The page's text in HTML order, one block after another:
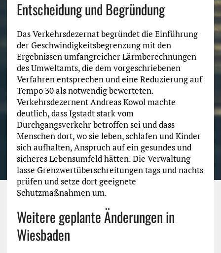
Entscheidung und Begründung
Das Verkehrsdezernat begründet die Einführung
der Geschwindigkeitsbegrenzung mit den
Ergebnissen umfangreicher Lärmberechnungen
des Umweltamts, die dem vorgeschriebenen
Verfahren entsprechen und eine Reduzierung auf
Tempo 30 als notwendig bewerteten.
Verkehrsdezernent Andreas Kowol machte
deutlich, dass Igstadt stark vom
Durchgangsverkehr betroffen sei und dass
Menschen dort, wo sie leben, schlafen und Kinder
sich aufhalten, Anspruch auf ein gesundes und
sicheres Lebensumfeld hätten. Die Verwaltung
lasse Grenzwertüberschreitungen tags und nachts
prüfen und setze dort geeignete
Schutzmaßnahmen um.
Weitere geplante Änderungen in
Wiesbaden